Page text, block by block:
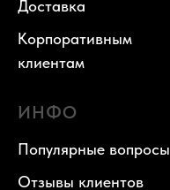
Доставка
Корпоративным
клиентам
ИНФО
Популярные вопросы
Отзывы клиентов